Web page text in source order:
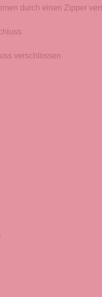
durch einen Zipper
verschlossen